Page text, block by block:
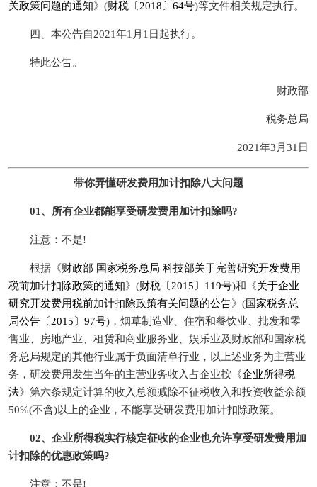
关政策问题的通知》(财税〔2018〕64号)等文件相关规定执行。
四、本公告自2021年1月1日起执行。
特此公告。
财政部
税务总局
2021年3月31日
带你弄懂研发费用加计扣除八大问题
01、所有企业都能享受研发费用加计扣除吗?
注意：不是!
根据《财政部 国家税务总局 科技部关于完善研究开发费用
税前加计扣除政策的通知》(财税〔2015〕119号)和《关于企业
研究开发费用税前加计扣除政策有关问题的公告》(国家税务总
局公告〔2015〕97号)，烟草制造业、住宿和餐饮业、批发和零
售业、房地产业、租赁和商业服务业、娱乐业及财政部和国家税
务总局规定的其他行业属于负面清单行业，以上述业务为主营业
务，研发费用发生当年的主营业务收入占企业按《企业所得税
法》第六条规定计算的收入总额减除不征税收入和投资收益余额
50%(不含)以上的企业，不能享受研发费用加计扣除政策。
02、企业所得税实行核定征收的企业也允许享受研发费用加
计扣除的优惠政策吗?
注意：不是!